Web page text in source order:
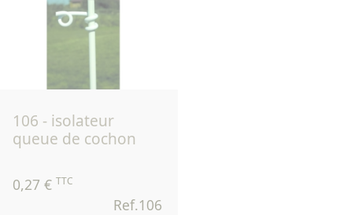
106 - isolateur
queue de cochon
0,27 € TTC
Ref.106